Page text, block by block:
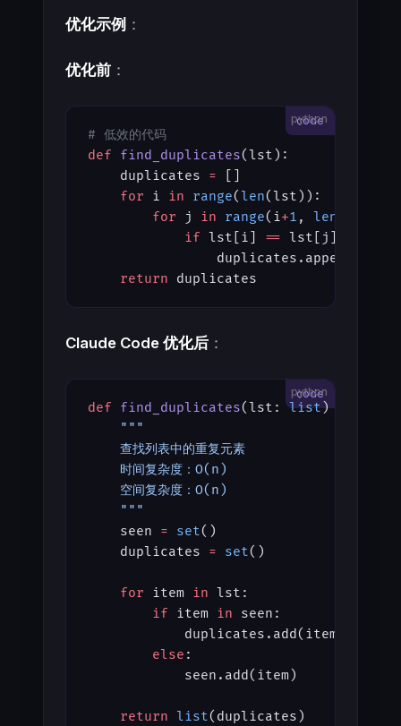
优化示例 ：
优化前 ：
python
# 低效的代码
def find_duplicates(lst):
    duplicates
=
    for
i in range(len(lst)):
        for
j in range(i+1 , len
            if
lst[i] == lst[j]
    return
duplicates
Claude Code 优化后 ：
python
def find_duplicates(lst: list) ->
    """
    查找列表中的重复元素
    时间复杂度：O(n)
    空间复杂度：O(n)
    """
    seen
= set()
    duplicates
= set()
    for
item in lst:
        if
item in seen:
            duplicates.add(item)
        else
:
            seen.add(item)
    return
list(duplicates)